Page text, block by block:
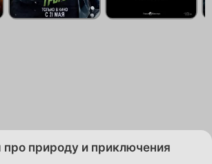
природу и приключения